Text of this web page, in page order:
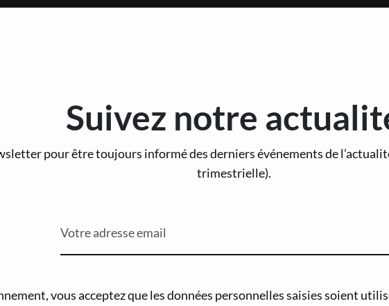
Suivez notre
pour être toujours informé des derniers événements de
trimestrielle).
Votre adresse email
vous acceptez que les données personnelles saisies soient